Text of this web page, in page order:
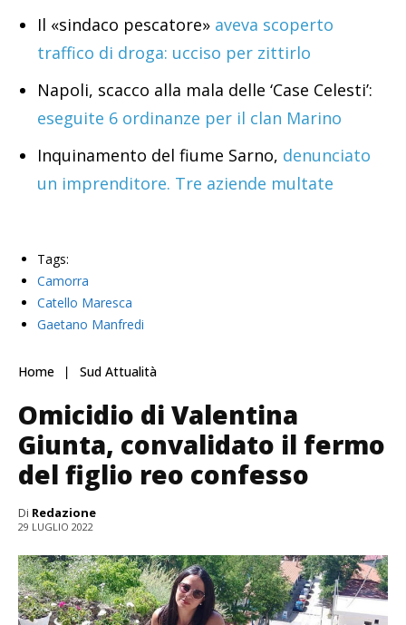
Il «sindaco pescatore» aveva scoperto
traffico di droga: ucciso per zittirlo
Napoli, scacco alla mala delle ‘Case Celesti’:
eseguite 6 ordinanze per il clan Marino
Inquinamento del fiume Sarno, denunciato
un imprenditore. Tre aziende multate
Tags:
Camorra
Catello Maresca
Gaetano Manfredi
Home Sud Attualità
Omicidio di Valentina
Giunta, convalidato il fermo
del figlio reo confesso
Di Redazione
29 LUGLIO 2022